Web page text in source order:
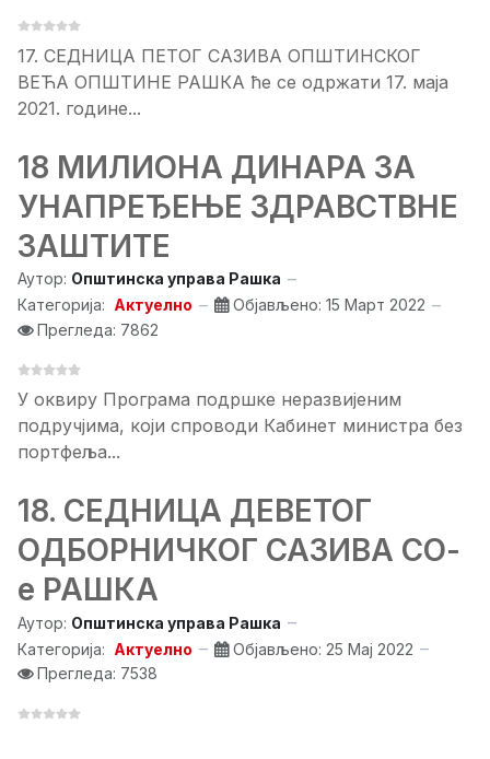
17. СЕДНИЦA ПЕТОГ САЗИВА ОПШТИНСКОГ
ВЕЋА ОПШТИНЕ РАШКА ће се одржати 17. маја
2021. године...
18 МИЛИОНА ДИНАРА ЗА
УНАПРЕЂЕЊЕ ЗДРАВСТВНЕ
ЗАШТИТЕ
Аутор: Општинска управа Рашка
Категорија: Актуелно
Објављено: 15 Март 2022
Прегледа: 7862
У оквиру Програма подршке неразвијеним
подручјима, који спроводи Кабинет министра без
портфеља...
18. СЕДНИЦА ДЕВЕТОГ
ОДБОРНИЧКОГ САЗИВА СО-
е РАШКА
Аутор: Општинска управа Рашка
Категорија: Актуелно
Објављено: 25 Мај 2022
Прегледа: 7538